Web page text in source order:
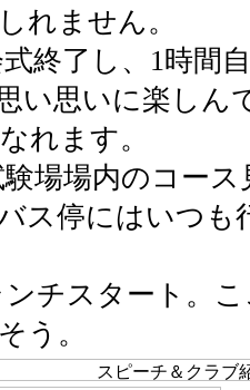
れません。
終了し、1時間
い思いに楽しん
れます。
験場場内のコー
ス停にはいつも
ンチスタート。
う。